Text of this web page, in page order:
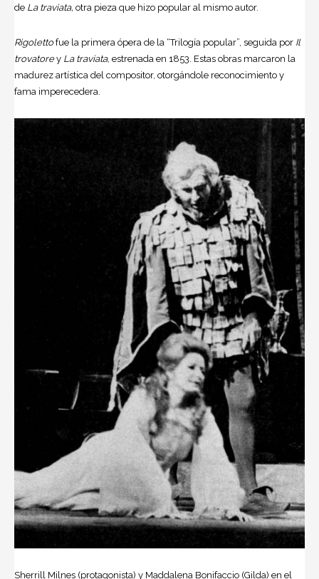
de La traviata, otra pieza que hizo popular al mismo autor.
Rigolettofue la primera ópera de la “Trilogía popular”, seguida por Il
trovatorey La traviata, estrenada en 1853. Estas obras marcaron la
madurez artística del compositor, otorgándole reconocimiento y
fama imperecedera.
Sherrill Milnes (protagonista) y Maddalena Bonifaccio (Gilda) en el